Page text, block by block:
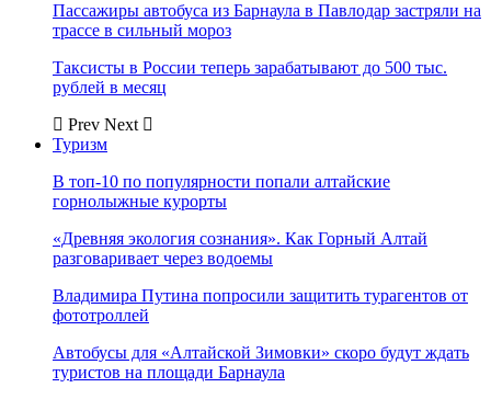
Пассажиры автобуса из Барнаула в Павлодар застряли на
трассе в сильный мороз
Таксисты в России теперь зарабатывают до 500 тыс.
рублей в месяц
Prev Next
Туризм
В топ-10 по популярности попали алтайские
горнолыжные курорты
«Древняя экология сознания». Как Горный Алтай
разговаривает через водоемы
Владимира Путина попросили защитить турагентов от
фототроллей
Автобусы для «Алтайской Зимовки» скоро будут ждать
туристов на площади Барнаула